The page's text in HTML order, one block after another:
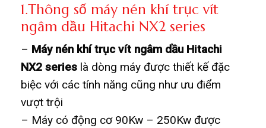
1.Thông số máy nén khí trục vít
ngâm dầu Hitachi NX2 series
– Máy nén khí trục vít ngâm dầu Hitachi
NX2 series là dòng máy được thiết kế đặc
biệc với các tính năng cũng như ưu điểm
vượt trội
– Máy có động cơ 90Kw – 250Kw được